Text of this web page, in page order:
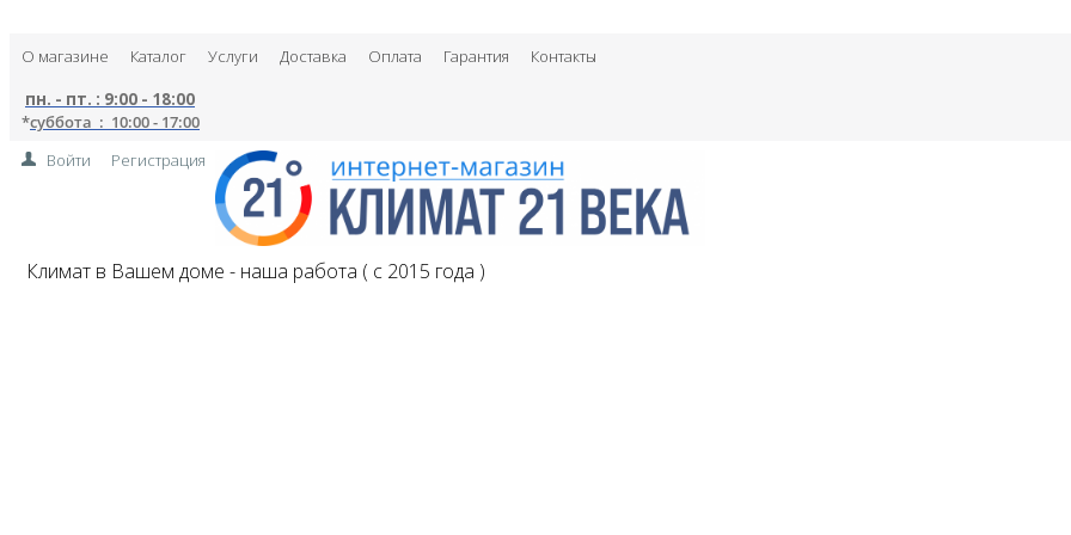
О магазине Каталог Услуги Доставка Оплата Гарантия Контакты
пн. - пт. : 9:00 - 18:00
*суббота : 10:00 - 17:00
Войти
Регистрация
Климат в Вашем доме - наша работа ( с 2015 года )